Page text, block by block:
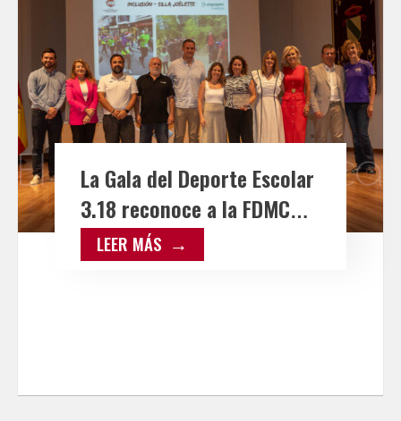
La Gala del Deporte Escolar
3.18 reconoce a la FDMCM y
a ASPAYM por su labor de
inclusión en el senderismo
LEER MÁS